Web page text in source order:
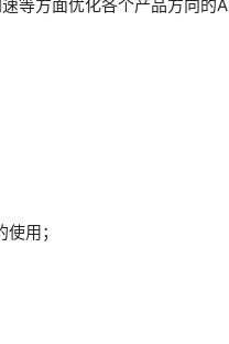
等方面优化各个产品方向的
用；